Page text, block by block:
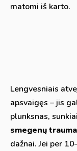
matomi iš karto.
Lengvesniais
apsvaigęs – jis
plunksnas,
smegenų trauma
dažnai. Jei per